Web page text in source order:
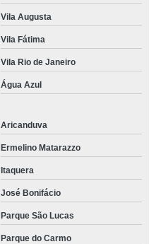
Vila Augusta
Vila Fátima
Vila Rio de Janeiro
Água Azul
Aricanduva
Ermelino Matarazzo
Itaquera
José Bonifácio
Parque São Lucas
Parque do Carmo